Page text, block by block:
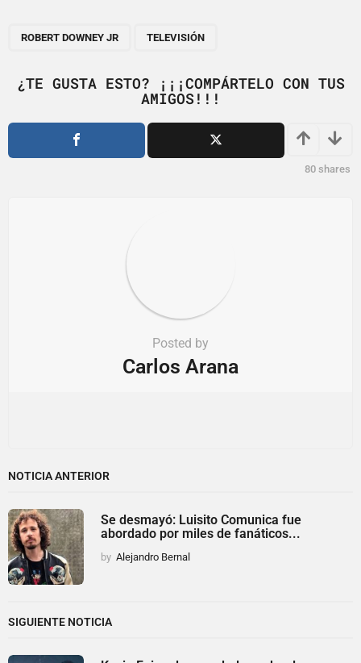
a
i
ROBERT DOWNEY JR TELEVISIÓN
¿TE GUSTA ESTO? ¡¡¡COMPÁRTELO CON TUS
AMIGOS!!!
80 shares
Posted by
Carlos Arana
NOTICIA ANTERIOR
Se desmayó: Luisito Comunica fue
abordado por miles de fanáticos...
by Alejandro Bernal
SIGUIENTE NOTICIA